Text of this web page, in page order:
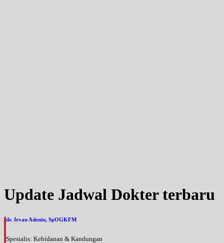
Update Jadwal Dokter terbaru
dr. Irvan Adenin, SpOGKFM
Spesialis: Kebidanan & Kandungan